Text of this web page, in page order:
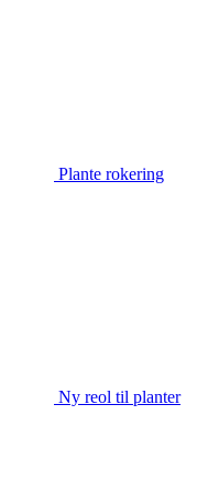
Plante rokering
Ny reol til planter